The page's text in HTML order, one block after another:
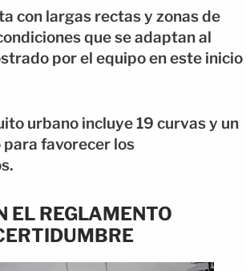
con largas rectas y zonas de
que se adaptan al
por el equipo en este inicio
urbano incluye 19 curvas y un
favorecer los
EL REGLAMENTO